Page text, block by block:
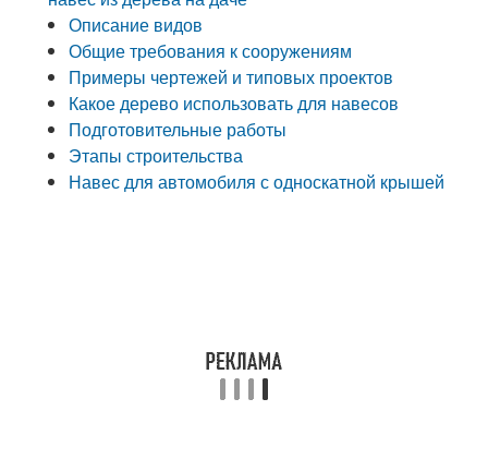
Описание видов
Общие требования к сооружениям
Примеры чертежей и типовых проектов
Какое дерево использовать для навесов
Подготовительные работы
Этапы строительства
Навес для автомобиля с односкатной крышей